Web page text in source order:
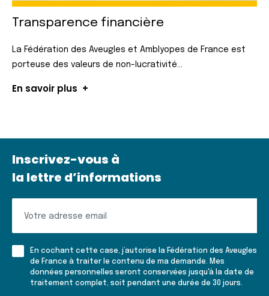
Transparence financière
La Fédération des Aveugles et Amblyopes de France est
porteuse des valeurs de non-lucrativité...
En savoir plus
Inscrivez-vous à
la lettre d’informations
à
lettre
En cochant cette case, j’autorise la Fédération des Aveugles
de France à traiter le contenu de ma demande. Mes
données personnelles seront conservées jusqu'à la date de
traitement complet, soit pendant une durée de 30 jours.